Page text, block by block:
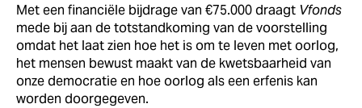
Met een financiële bijdrage van €75.000 draagt Vfonds
mede bij aan de totstandkoming van de voorstelling
omdat het laat zien hoe het is om te leven met oorlog,
het mensen bewust maakt van de kwetsbaarheid van
onze democratie en hoe oorlog als een erfenis kan
worden doorgegeven.